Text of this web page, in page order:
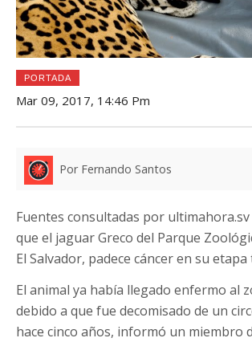
PORTADA
Mar 09, 2017, 14:46 Pm
Por Fernando Santos
Fuentes consultadas por
que el jaguar Greco del Parque
El Salvador, padece cáncer en su
El animal ya había llegado enfermo al
debido a que fue decomisado de un
hace cinco años, informó un miembro